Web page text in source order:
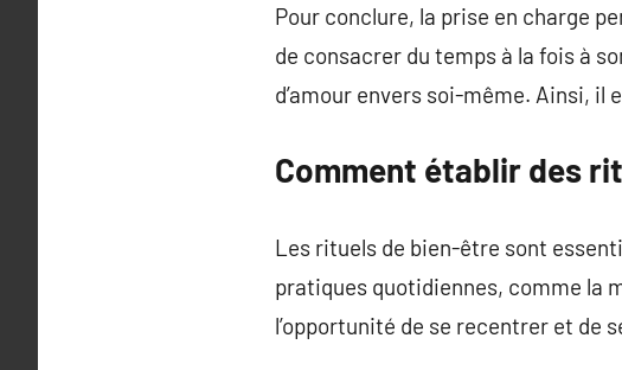
Pour conclure, la prise en charge
de consacrer du temps à la fois à
d’amour envers soi-même. Ainsi,
Comment établir des
Les rituels de bien-être sont
pratiques quotidiennes, comme la
l’opportunité de se recentrer et de